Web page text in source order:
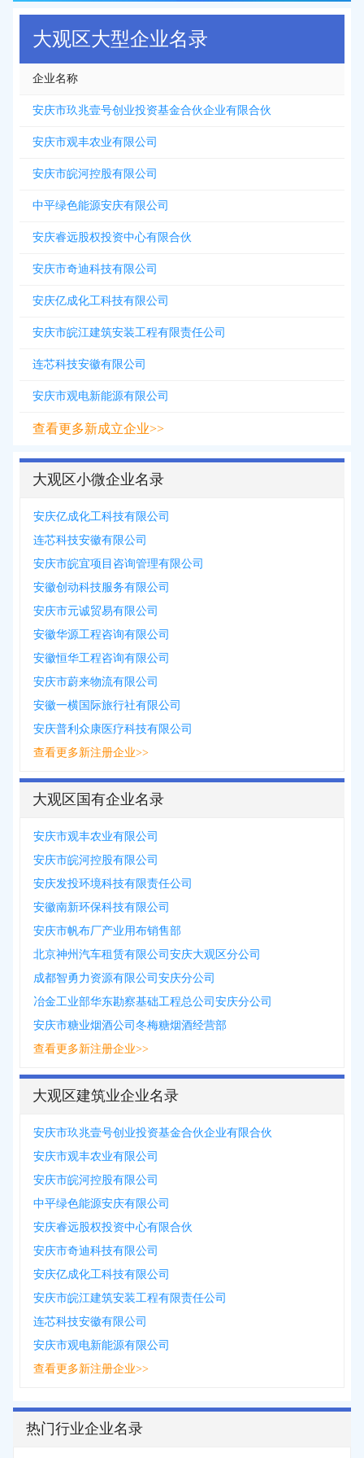
大观区大型企业名录
企业名称
安庆市玖兆壹号创业投资基金合伙企业有限合伙
安庆市观丰农业有限公司
安庆市皖河控股有限公司
中平绿色能源安庆有限公司
安庆睿远股权投资中心有限合伙
安庆市奇迪科技有限公司
安庆亿成化工科技有限公司
安庆市皖江建筑安装工程有限责任公司
连芯科技安徽有限公司
安庆市观电新能源有限公司
查看更多新成立企业>>
大观区小微企业名录
安庆亿成化工科技有限公司
连芯科技安徽有限公司
安庆市皖宜项目咨询管理有限公司
安徽创动科技服务有限公司
安庆市元诚贸易有限公司
安徽华源工程咨询有限公司
安徽恒华工程咨询有限公司
安庆市蔚来物流有限公司
安徽一横国际旅行社有限公司
安庆普利众康医疗科技有限公司
查看更多新注册企业>>
大观区国有企业名录
安庆市观丰农业有限公司
安庆市皖河控股有限公司
安庆发投环境科技有限责任公司
安徽南新环保科技有限公司
安庆市帆布厂产业用布销售部
北京神州汽车租赁有限公司安庆大观区分公司
成都智勇力资源有限公司安庆分公司
冶金工业部华东勘察基础工程总公司安庆分公司
安庆市糖业烟酒公司冬梅糖烟酒经营部
查看更多新注册企业>>
大观区建筑业企业名录
安庆市玖兆壹号创业投资基金合伙企业有限合伙
安庆市观丰农业有限公司
安庆市皖河控股有限公司
中平绿色能源安庆有限公司
安庆睿远股权投资中心有限合伙
安庆市奇迪科技有限公司
安庆亿成化工科技有限公司
安庆市皖江建筑安装工程有限责任公司
连芯科技安徽有限公司
安庆市观电新能源有限公司
查看更多新注册企业>>
热门行业企业名录